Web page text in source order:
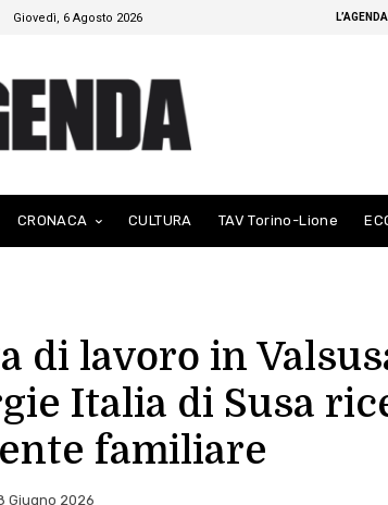
Giovedì, 6 Agosto 2026
CRONACA CULTURA TAV Torino-Lione
di lavoro in
Italia di Susa
familiare
Giugno 2026